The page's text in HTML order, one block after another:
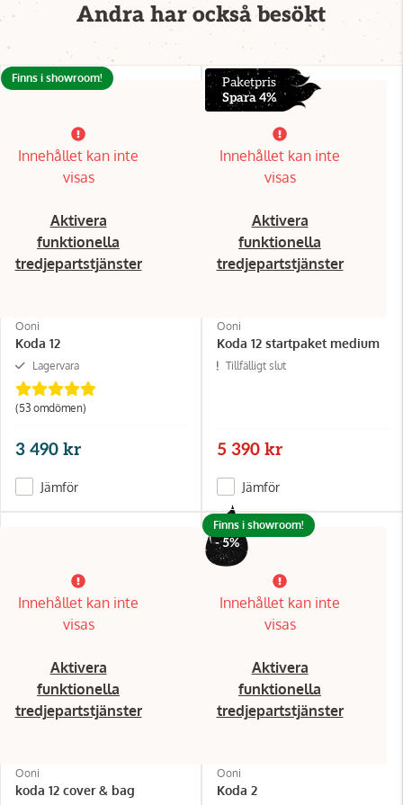
Andra har också besökt
Innehållet kan inte
visas
Aktivera
funktionella
tredjepartstjänster
Ooni
Koda 12
Lagervara
(53 omdömen)
Finns i showroom!
3 490 kr
Jämför
Paketpris
Spara 4%
Innehållet kan inte
visas
Aktivera
funktionella
tredjepartstjänster
Ooni
Koda 12 startpaket medium
Tillfälligt slut
5 390 kr
Jämför
Innehållet kan inte
visas
Aktivera
funktionella
tredjepartstjänster
Ooni
koda 12 cover & bag
- 5%
Innehållet kan inte
visas
Aktivera
funktionella
tredjepartstjänster
Ooni
Koda 2
Finns i showroom!